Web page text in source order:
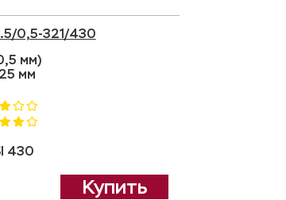
0,5-321/430
мм)
мм
430
Купить